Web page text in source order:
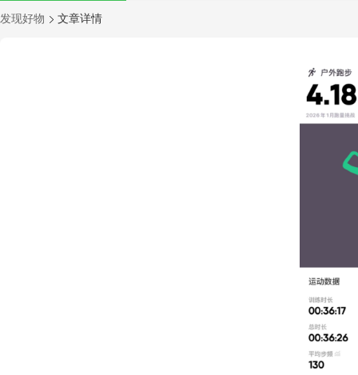
发现好物 文章详情